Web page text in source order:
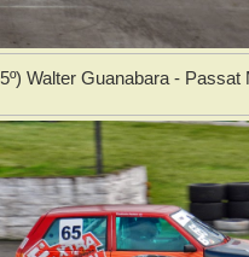
5º) Walter Guanabara - Passat